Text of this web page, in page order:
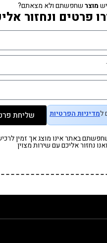
ישמוצרשחפשתם ולא מצאתם?
פרטים ונחזור
למדיניות הפרטיות שליחת
באתר אינו מוצג אך זמין
ואנו נחזור אליכם עם שירות מצוין